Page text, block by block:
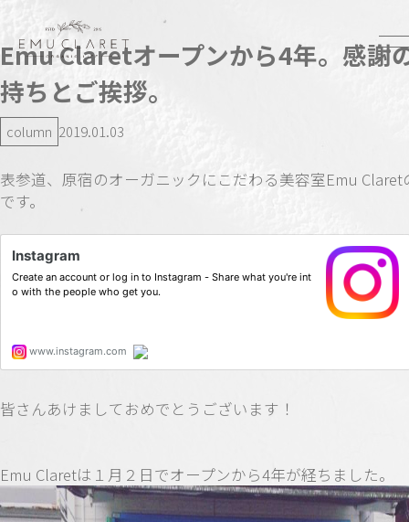
Emu Claretオープンから4年。感謝
持ちとご挨拶。
column 2019.01.03
表参道、原宿のオーガニックにこだわる美容室Emu Claret
です。
皆さんあけましておめでとうございます！
Emu Claretは１月２日でオープンから4年が経ちました。